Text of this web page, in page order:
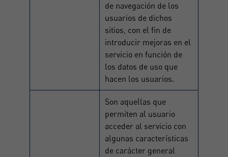
de navegación de los
usuarios de dichos
sitios, con el fin de
introducir mejoras en el
servicio en función de
los datos de uso que
hacen los usuarios.
Son aquellas que
permiten al usuario
acceder al servicio con
algunas características
de carácter general